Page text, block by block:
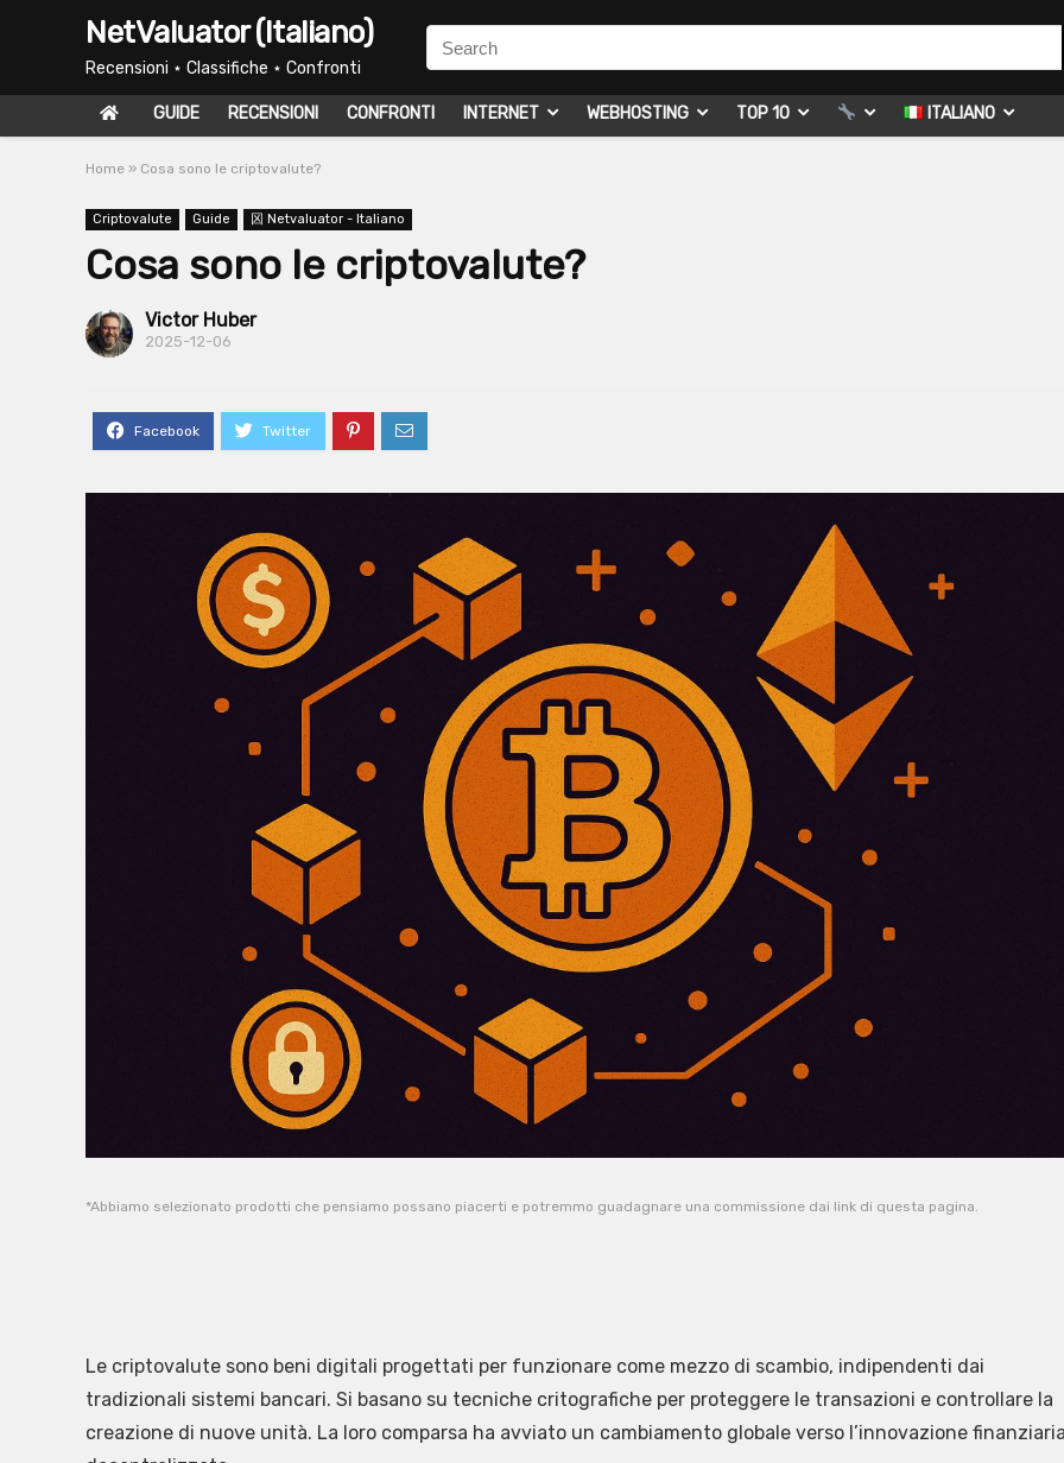
NetValuator (Italiano)
Recensioni ⋆ Classifiche ⋆ Confronti
GUIDE RECENSIONI CONFRONTI INTERNET WEBHOSTING TOP 10 ITALIANO
Home » Cosa sono le criptovalute?
Criptovalute Guide 龱 Netvaluator - Italiano
Cosa sono le criptovalute?
Victor Huber
2025-12-06
*Abbiamo selezionato prodotti che pensiamo possano piacerti e potremmo guadagnare una commissione dai link di questa pagina.
Le criptovalute sono beni digitali progettati per funzionare come mezzo di scambio, indipendenti dai
tradizionali sistemi bancari. Si basano su tecniche critografiche per proteggere le transazioni e controllare la
creazione di nuove unità. La loro comparsa ha avviato un cambiamento globale verso l’innovazione finanziaria